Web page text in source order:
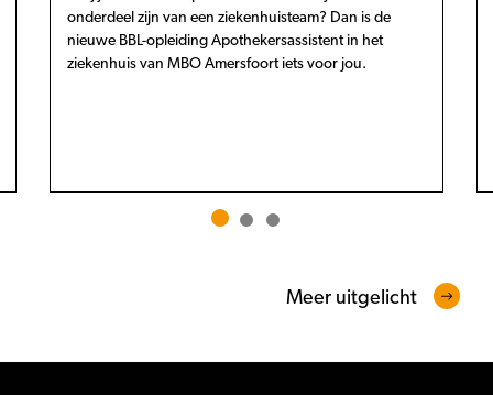
onderdeel zijn van een ziekenhuisteam? Dan is de
nieuwe BBL-opleiding Apothekersassistent in het
ziekenhuis van MBO Amersfoort iets voor jou.
Meer uitgelicht